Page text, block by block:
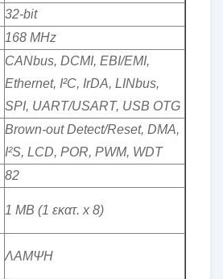
32-bit
168 MHz
CANbus, DCMI, EBI/EMI,
Ethernet, I²C, IrDA, LINbus,
SPI, UART/USART, USB OTG
Brown-out Detect/Reset, DMA,
I²S, LCD, POR, PWM, WDT
82
1 MB (1 εκατ. x 8)
ΛΑΜΨΗ